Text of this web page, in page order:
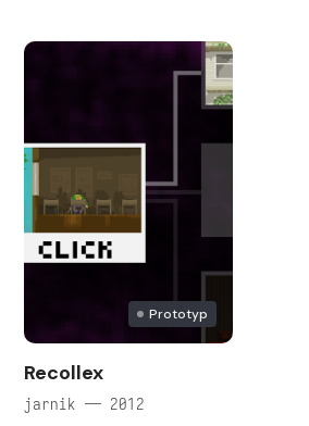
Prototyp
Recollex
jarnik — 2012